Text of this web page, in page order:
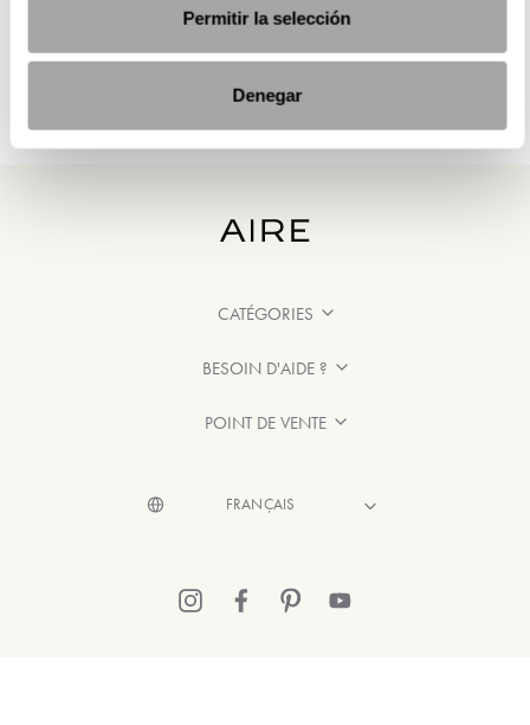
Permitir la selección
Denegar
CATÉGORIES
BESOIN D'AIDE ?
POINT DE VENTE